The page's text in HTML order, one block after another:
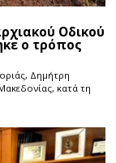
Οδικού
ο τρόπος
Δημήτρη
κατά τη